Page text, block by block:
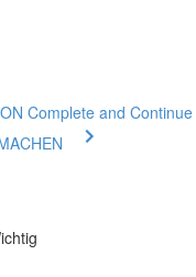
Complete and Continue